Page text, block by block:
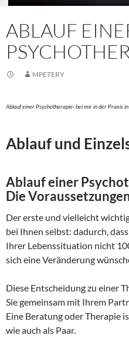
ABLAUF
MPETERY
Ablauf einer Psychotherapie- bei mir in der Praxis
Ablauf und
Ablauf einer
Die
Der erste und vielleicht
bei Ihnen selbst: dadurch,
Ihrer Lebenssituation nicht
sich eine Veränderung
Diese Entscheidung zu einer
Sie gemeinsam mit Ihrem
Eine Beratung oder Therapie
wie auch als Paar.